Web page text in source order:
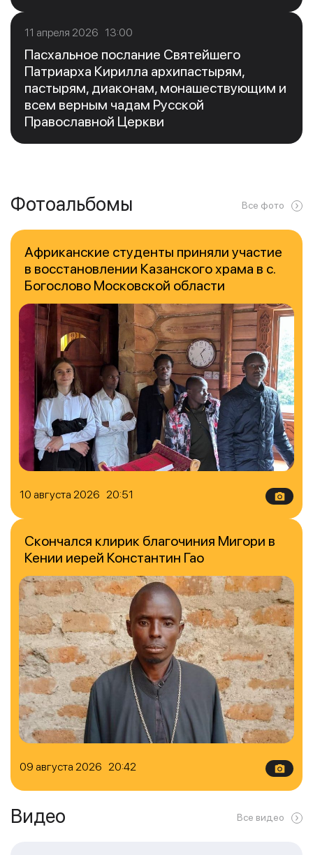
11 апреля 2026 13:00
Пасхальное послание Святейшего
Патриарха Кирилла архипастырям,
пастырям, диаконам, монашествующим и
всем верным чадам Русской
Православной Церкви
Фотоальбомы Все фото
10 августа 2026 20:51
Африканские студенты приняли участие
в восстановлении Казанского храма в с.
Богослово Московской области
09 августа 2026 20:42
Скончался клирик благочиния Мигори в
Кении иерей Константин Гао
Видео Все видео